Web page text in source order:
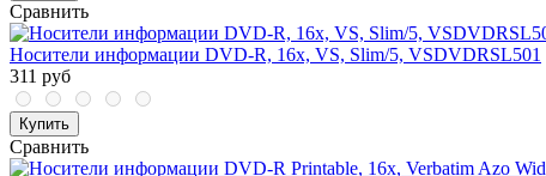
Сравнить
Носители информации DVD-R, 16x, VS, Slim/5, VSDVDRSL501
311 руб
Купить
Сравнить